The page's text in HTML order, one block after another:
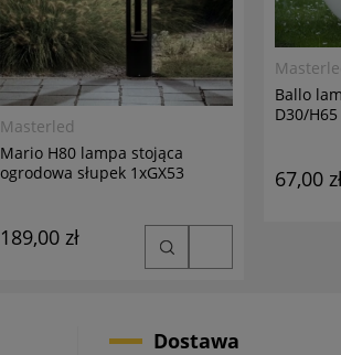
Masterled
Mario H80 lampa stojąca
ogrodowa słupek 1xGX53
189,00 zł
Ballo
D30/H65
67,00
Dostawa